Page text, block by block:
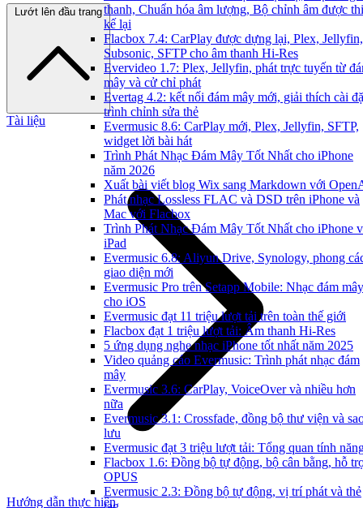
thanh, Chuẩn hóa âm lượng, Bộ chỉnh âm được
kế lại
Flacbox 7.4: CarPlay được dựng lại, Plex, Jellyfin,
Subsonic, SFTP cho âm thanh Hi-Res
Evervideo 1.7: Plex, Jellyfin, phát trực tuyến từ
mây và cử chỉ phát
Evertag 4.2: kết nối đám mây mới, giải thích cài
trình chỉnh sửa thẻ
Evermusic 8.6: CarPlay mới, Plex, Jellyfin, SFTP,
widget lời bài hát
Trình Phát Nhạc Đám Mây Tốt Nhất cho iPhone
năm 2026
Xuất bài viết blog Wix sang Markdown với
Phát nhạc Lossless FLAC và DSD trên iPhone và
Mac với Flacbox
Trình Phát Nhạc Đám Mây Tốt Nhất cho iPhone
iPad
Evermusic 6.8: Aliyun Drive, Synology, phong
giao diện mới
Evermusic Pro trên Setapp Mobile: Nhạc đám mây
cho iOS
Evermusic đạt 11 triệu lượt tải trên toàn thế giới
Flacbox đạt 1 triệu lượt tải: Âm thanh Hi-Res
5 ứng dụng nghe nhạc iPhone tốt nhất năm 2025
Video quảng cáo Evermusic: Trình phát nhạc đám
mây
Evermusic 3.6: CarPlay, VoiceOver và nhiều hơn
nữa
Evermusic 3.1: Crossfade, đồng bộ thư viện và
lưu
Evermusic đạt 3 triệu lượt tải: Tổng quan tính
Flacbox 1.6: Đồng bộ tự động, bộ cân bằng, hỗ
OPUS
Evermusic 2.3: Đồng bộ tự động, vị trí phát và thẻ
Lướt lên đầu trang
Tài liệu
Hướng dẫn thực hiện